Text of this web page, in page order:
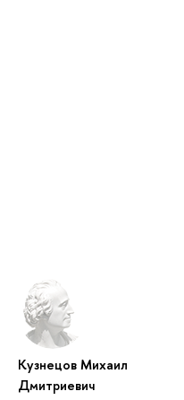
Кузнецов Михаил
Дмитриевич